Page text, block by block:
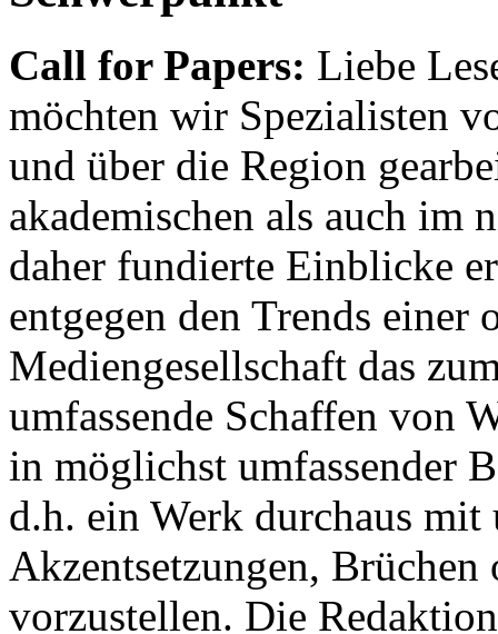
Call for Papers: Liebe
möchten wir Spezialisten
und über die Region
akademischen als auch im
daher fundierte Einblicke
entgegen den Trends einer
Mediengesellschaft das
umfassende Schaffen von
in möglichst umfassender
d.h. ein Werk durchaus mit
Akzentsetzungen, Brüchen
vorzustellen. Die